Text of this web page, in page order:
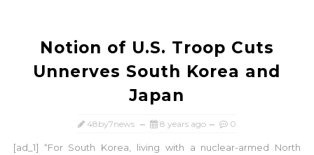
Notion of U.S. Troop Cuts
Unnerves South Korea and
Japan
48by7news 8 years ago 0
[ad_1] “For South Korea, living with a nuclear-armed North